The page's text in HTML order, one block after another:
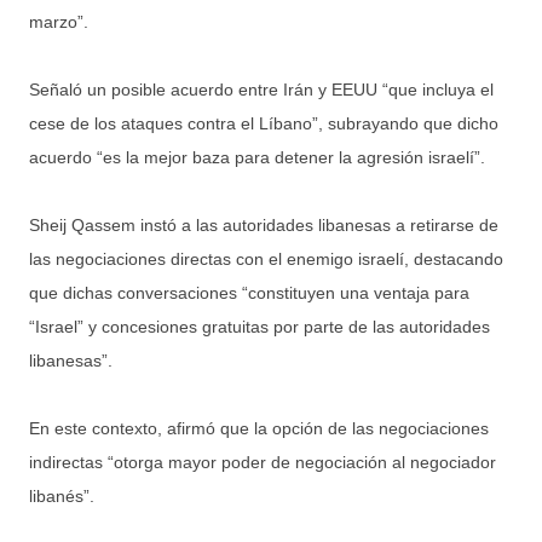
marzo”.
Señaló un posible acuerdo entre Irán y EEUU “que incluya el
cese de los ataques contra el Líbano”, subrayando que dicho
acuerdo “es la mejor baza para detener la agresión israelí”.
Sheij Qassem instó a las autoridades libanesas a retirarse de
las negociaciones directas con el enemigo israelí, destacando
que dichas conversaciones “constituyen una ventaja para
“Israel” y concesiones gratuitas por parte de las autoridades
libanesas”.
En este contexto, afirmó que la opción de las negociaciones
indirectas “otorga mayor poder de negociación al negociador
libanés”.